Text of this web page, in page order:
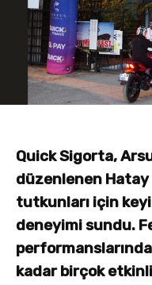
Quick Sigorta,
düzenlenen
tutkunları için
deneyimi sundu.
kadar birçok